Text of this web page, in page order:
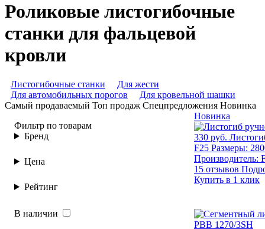
Роликовые листогибочные
станки для фальцевой
кровли
Листогибочные станки
Для жести
Для автомобильных порогов
Для кровельной шашки
Самый продаваемый Топ продаж Спецпредложения Новинка
Фильтр по товарам
Бренд
Цена
Рейтинг
В наличии
Новинка
330 руб.
F25 Размеры:
Производитель:
15 отзывов
Купить в 1 клик